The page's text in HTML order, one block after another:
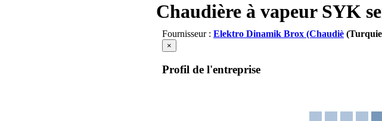
Chaudière à vapeur SYK
Fournisseur : Elektro Dinamik Brox (Chaudiè
×
Profil de l'entreprise